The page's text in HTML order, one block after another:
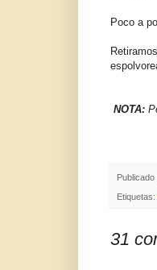
Poco a
NOTA:
Publicado
Etiquetas:
31